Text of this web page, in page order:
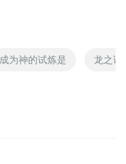
成为神的试炼是 龙之试